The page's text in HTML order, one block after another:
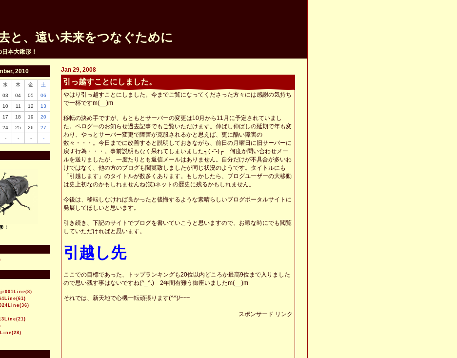
と、遠い未来をつなぐために
本大鍬形！
2010
水 木 金
土
03 04 05
06
10 11 12
13
17 18 19
20
24 25 26
27
- - - -
！
Jan 29, 2008
引っ越すことにしました。
やはり引っ越すことにしました。今までご覧になってくださった方々には感謝の気持ち
で一杯ですm(__)m
移転の決め手ですが、もともとサーバーの変更は10月から11月に予定されていまし
た。ペログーのお知らせ過去記事でもご覧いただけます。伸ばし伸ばしの延期で年も変
わり、やっとサーバー変更で障害が克服されるかと思えば、更に酷い障害の
数々・・・。今日までに改善すると説明しておきながら、前日の月曜日に旧サーバーに
戻す行為・・・。事前説明もなく呆れてしまいました┐( -"-)┌ 何度か問い合わせメー
ルを送りましたが、一度たりとも返信メールはありません。自分だけが不具合が多いわ
けではなく、他の方のブログも閲覧致しましたが同じ状況のようです。タイトルにも
「引越します」のタイトルが数多くあります。もしかしたら、ブログユーザーの大移動
は史上初なのかもしれませんね(笑)ネットの歴史に残るかもしれません。
今後は、移転しなければ良かったと後悔するような素晴らしいブログポータルサイトに
発展してほしいと思います。
引き続き、下記のサイトでブログを書いていこうと思いますので、お暇な時にでも閲覧
していただければと思います。
引越し先
ここでの目標であった、トップランキングも20位以内どころか最高9位まで入りました
ので思い残す事はないですね(^_^.) 2年間有難う御座いましたm(__)m
それでは、新天地で心機一転頑張ります(^^)/~~~
スポンサード リンク